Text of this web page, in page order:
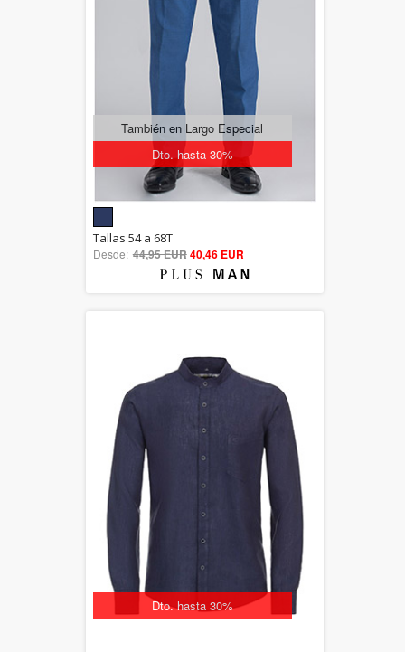
Dto. hasta 30%
También en Largo Especial
5.00
out of 5
Tallas 54 a 68T
Desde: 44,95 EUR40,46 EUR
Dto. hasta 30%